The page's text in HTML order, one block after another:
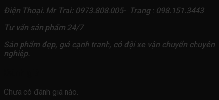
Điện Thoại: Mr Trai: 0973.808.005- Trang : 098.151.3443
Tư vấn sản phẩm 24/7
Sản phẩm đẹp, giá cạnh tranh, có đội xe vận chuyển chuyên
nghiệp.
Chưa có đánh giá nào.